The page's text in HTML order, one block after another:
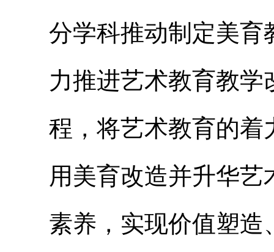
分学科推动制定美育
力推进艺术教育教
程，将艺术教育的着
用美育改造并升华
素养，实现价值塑造